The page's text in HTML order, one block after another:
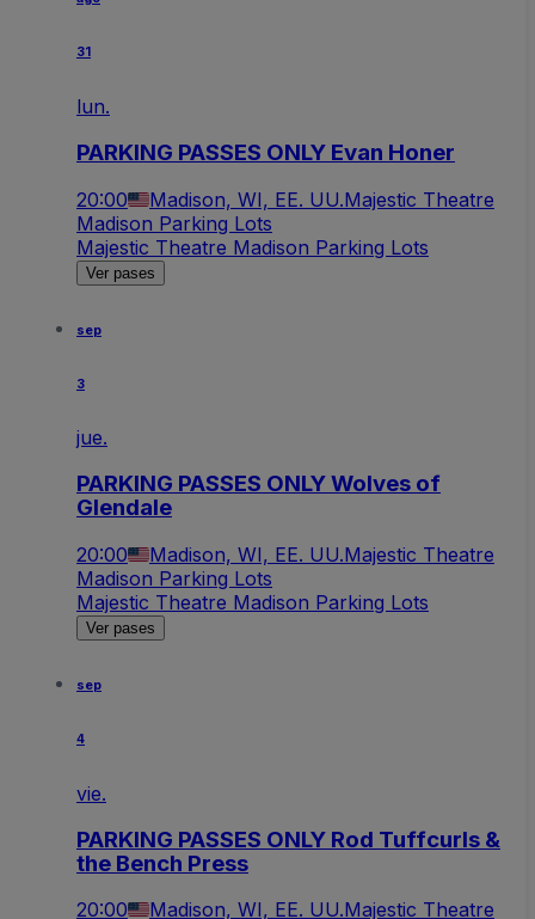
31
lun.
PARKING PASSES ONLY Evan Honer
20:00 Madison, WI, EE. UU.Majestic Theatre
Madison Parking Lots
Majestic Theatre Madison Parking Lots
Ver pases
sep
3
jue.
PARKING PASSES ONLY Wolves of
Glendale
20:00 Madison, WI, EE. UU.Majestic Theatre
Madison Parking Lots
Majestic Theatre Madison Parking Lots
Ver pases
sep
4
vie.
PARKING PASSES ONLY Rod Tuffcurls &
the Bench Press
20:00 Madison, WI, EE. UU.Majestic Theatre